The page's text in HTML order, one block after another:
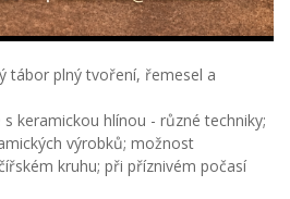
tábor plný tvoření, řemesel a
keramickou hlínou - různé techniky;
výrobků; možnost
kruhu; při příznivém počasí